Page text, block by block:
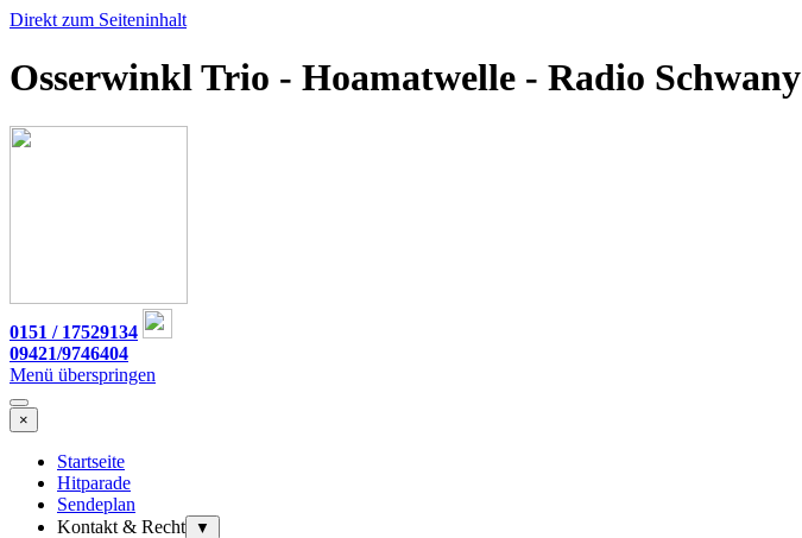
Direkt zum Seiteninhalt
Osserwinkl Trio - Hoamatwelle - Radio Schwany
0151 / 17529134
09421/9746404
Menü überspringen
×
Startseite
Hitparade
Sendeplan
Kontakt & Recht
▼